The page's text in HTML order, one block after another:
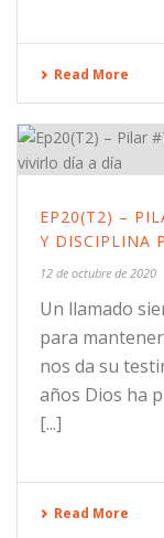
Read More
EP20(T2) –
Y DISCIPLINA
12 de octubre de 2020
Un llamado
para
nos da su
años Dios ha
[...]
Read More